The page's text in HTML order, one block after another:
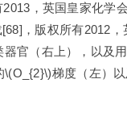
，英国皇家化学
，版权所有2012
官（右上），以及
梯度（左）